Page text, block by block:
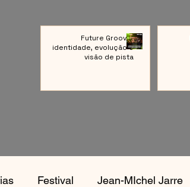
Festival Jean-MIchel Jarre
Future Groove:
identidade, evolução e
visão de pista